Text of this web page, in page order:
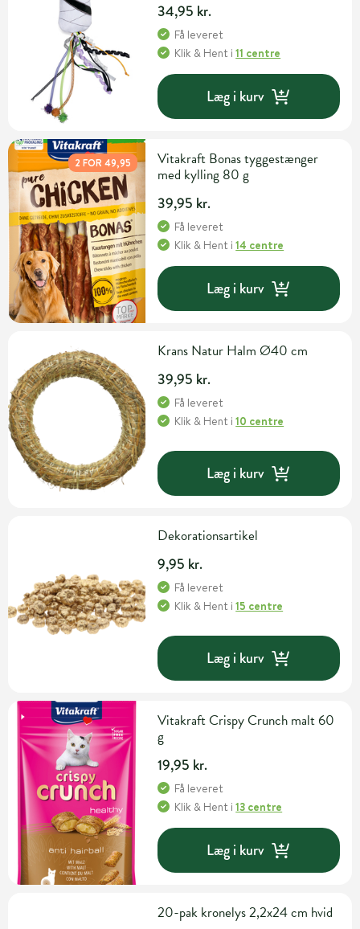
34,95 kr.
Få leveret
Klik & Hent i11 centre
Læg i kurv
2 FOR 49,95
Vitakraft Bonas tyggestænger
med kylling 80 g
39,95 kr.
Få leveret
Klik & Hent i14 centre
Læg i kurv
Krans Natur Halm Ø40 cm
39,95 kr.
Få leveret
Klik & Hent i10 centre
Læg i kurv
Dekorationsartikel
9,95 kr.
Få leveret
Klik & Hent i15 centre
Læg i kurv
Vitakraft Crispy Crunch malt 60
g
19,95 kr.
Få leveret
Klik & Hent i13 centre
Læg i kurv
20-pak kronelys 2,2x24 cm hvid